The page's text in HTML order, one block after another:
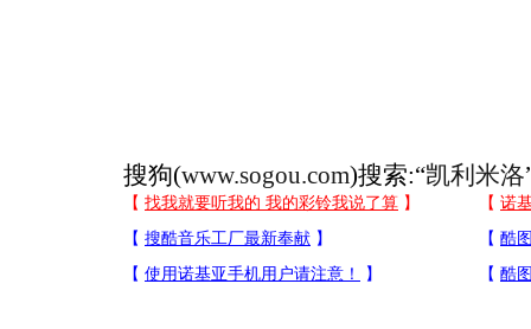
搜狗(www.sogou.com)搜索:“凯利米洛